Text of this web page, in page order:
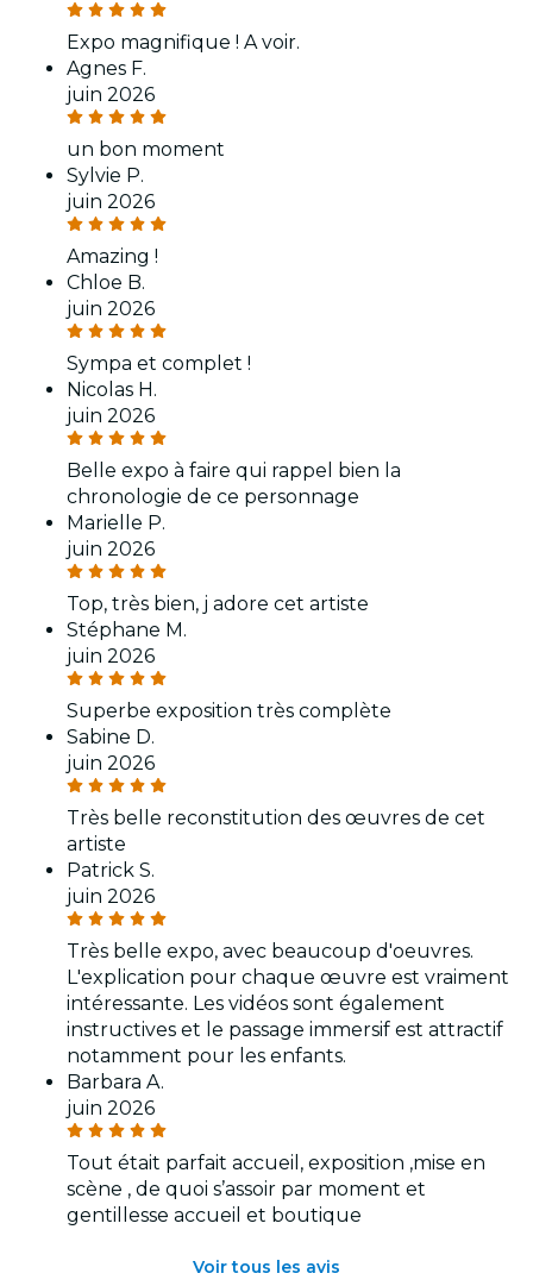
Expo magnifique ! A voir.
Agnes F.
juin 2026
un bon moment
Sylvie P.
juin 2026
Amazing !
Chloe B.
juin 2026
Sympa et complet !
Nicolas H.
juin 2026
Belle expo à faire qui rappel bien la
chronologie de ce personnage
Marielle P.
juin 2026
Top, très bien, j adore cet artiste
Stéphane M.
juin 2026
Superbe exposition très complète
Sabine D.
juin 2026
Très belle reconstitution des œuvres de cet
artiste
Patrick S.
juin 2026
Très belle expo, avec beaucoup d'oeuvres.
L'explication pour chaque œuvre est vraiment
intéressante. Les vidéos sont également
instructives et le passage immersif est attractif
notamment pour les enfants.
Barbara A.
juin 2026
Tout était parfait accueil, exposition ,mise en
scène , de quoi s’assoir par moment et
gentillesse accueil et boutique
Voir tous les avis